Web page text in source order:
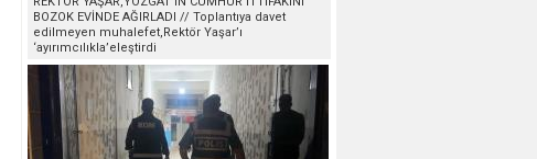
BOZOK EVİNDE AĞIRLADI // Toplantıya davet
edilmeyen muhalefet,Rektör Yaşar’ı
‘ayırımcılıkla’eleştirdi